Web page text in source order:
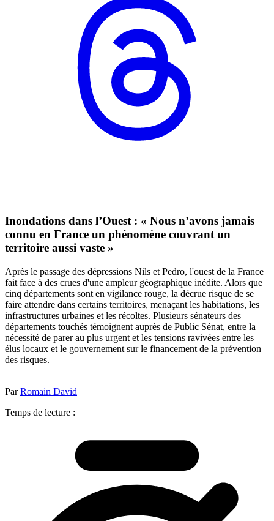
Inondations dans l’Ouest : « Nous n’avons jamais
connu en France un phénomène couvrant un
territoire aussi vaste »
Après le passage des dépressions Nils et Pedro, l'ouest de la France
fait face à des crues d'une ampleur géographique inédite. Alors que
cinq départements sont en vigilance rouge, la décrue risque de se
faire attendre dans certains territoires, menaçant les habitations, les
infrastructures urbaines et les récoltes. Plusieurs sénateurs des
départements touchés témoignent auprès de Public Sénat, entre la
nécessité de parer au plus urgent et les tensions ravivées entre les
élus locaux et le gouvernement sur le financement de la prévention
des risques.
ParRomain David
Temps de lecture :